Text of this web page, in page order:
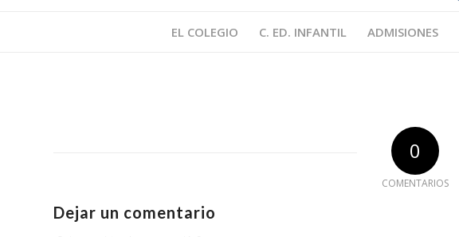
EL COLEGIO C. ED. INFANTIL ADMISIONES
0
COMENTARIOS
Dejar un comentario